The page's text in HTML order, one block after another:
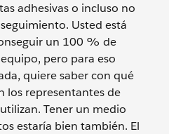
adhesivas o incluso no
Usted está
un 100 % de
pero para eso
quiere saber con qué
los representantes de
Tener un medio
estaría bien también. El